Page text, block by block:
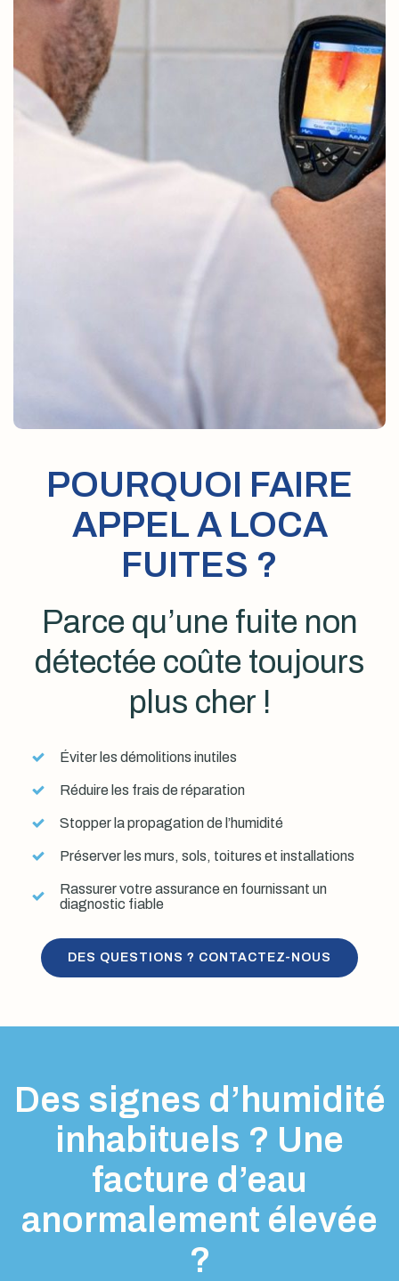
POURQUOI FAIRE
APPEL A LOCA
FUITES ?
Parce qu’une fuite non
détectée coûte toujours
plus cher !
Éviter les démolitions inutiles
Réduire les frais de réparation
Stopper la propagation de l’humidité
Préserver les murs, sols, toitures et installations
Rassurer votre assurance en fournissant un
diagnostic fiable
DES QUESTIONS ? CONTACTEZ-NOUS
Des signes d’humidité
inhabituels ? Une
facture d’eau
anormalement élevée
?